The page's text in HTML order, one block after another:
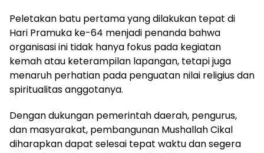
Peletakan batu pertama yang dilakukan tepat di
Hari Pramuka ke-64 menjadi penanda bahwa
organisasi ini tidak hanya fokus pada kegiatan
kemah atau keterampilan lapangan, tetapi juga
menaruh perhatian pada penguatan nilai religius dan
spiritualitas anggotanya.
Dengan dukungan pemerintah daerah, pengurus,
dan masyarakat, pembangunan Mushallah Cikal
diharapkan dapat selesai tepat waktu dan segera